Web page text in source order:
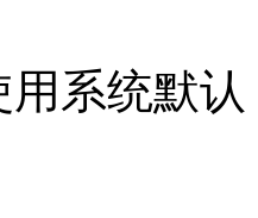
用系统默认